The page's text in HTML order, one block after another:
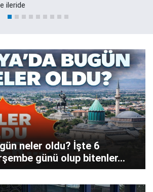
ileride
Konyalı Damadı Ali Zeki Efendi
neler oldu? İşte 6
günü olup bitenler…